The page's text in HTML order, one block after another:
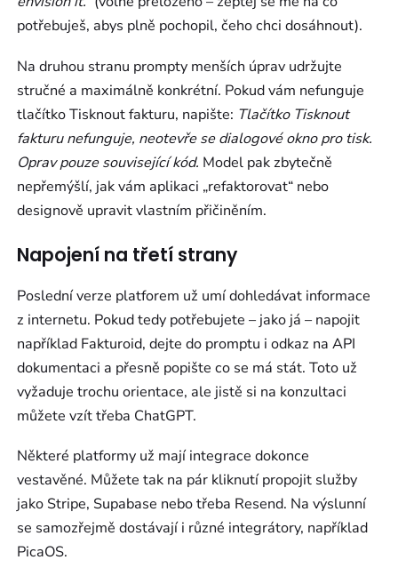
potřebuješ, abys plně pochopil, čeho chci dosáhnout).
Na druhou stranu prompty menších úprav udržujte
stručné a maximálně konkrétní. Pokud vám nefunguje
tlačítko Tisknout fakturu, napište: Tlačítko Tisknout
fakturu nefunguje, neotevře se dialogové okno pro tisk.
Oprav pouze související kód. Model pak zbytečně
nepřemýšlí, jak vám aplikaci „refaktorovat“ nebo
designově upravit vlastním přičiněním.
Napojení na třetí strany
Poslední verze platforem už umí dohledávat informace
z internetu. Pokud tedy potřebujete – jako já – napojit
například Fakturoid, dejte do promptu i odkaz na API
dokumentaci a přesně popište co se má stát. Toto už
vyžaduje trochu orientace, ale jistě si na konzultaci
můžete vzít třeba ChatGPT.
Některé platformy už mají integrace dokonce
vestavěné. Můžete tak na pár kliknutí propojit služby
jako Stripe, Supabase nebo třeba Resend. Na výslunní
se samozřejmě dostávají i různé integrátory, například
PicaOS.